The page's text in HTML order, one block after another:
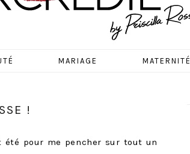
MARIAGE MATERNITÉ
!
été pour me pencher sur tout un